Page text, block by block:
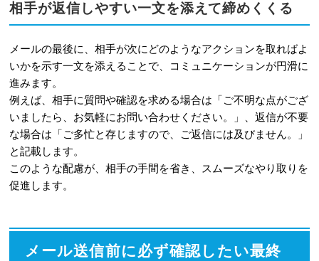
相手が返信しやすい一文を添えて締めくくる
メールの最後に、相手が次にどのようなアクションを取ればよ
いかを示す一文を添えることで、コミュニケーションが円滑に
進みます。
例えば、相手に質問や確認を求める場合は「ご不明な点がござ
いましたら、お気軽にお問い合わせください。」、返信が不要
な場合は「ご多忙と存じますので、ご返信には及びません。」
と記載します。
このような配慮が、相手の手間を省き、スムーズなやり取りを
促進します。
メール送信前に必ず確認したい最終